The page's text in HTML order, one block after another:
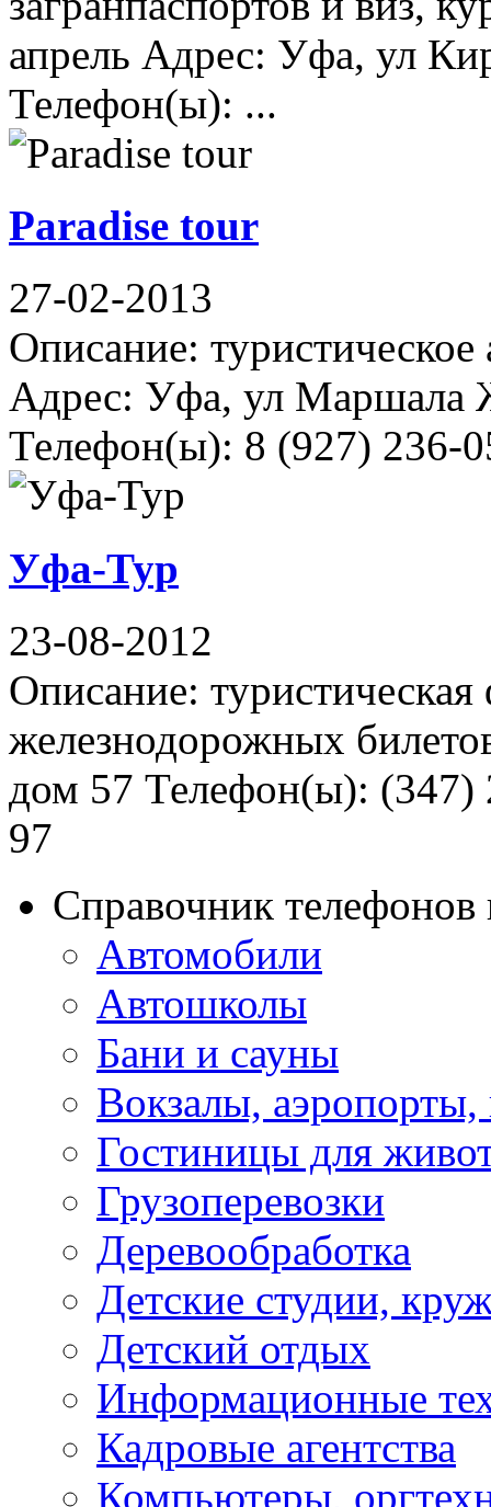
апрель Адрес: Уфа, ул
Телефон(ы): ...
Paradisе tour
27-02-2013
Описание:
Адрес: Уфа, ул Маршала
Телефон(ы): 8 (927) 236-
Уфа-Тур
23-08-2012
Описание:
железнодорожных
дом 57 Телефон(ы): (347)
97
Справочник
Автомобили
Автошколы
Бани и сауны
Вокзалы,
Гостиницы для
Грузоперевозки
Деревообработка
Детские студии,
Детский отдых
Информационные
Кадровые агентства
Компьютеры,